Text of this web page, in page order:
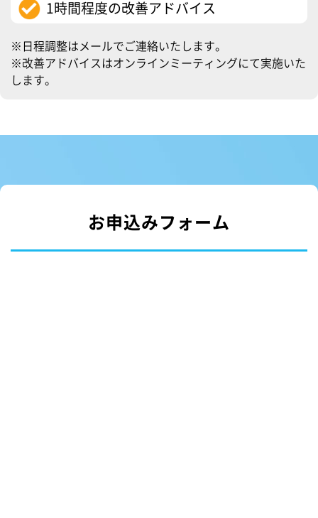
1時間程度の改善アドバイス
※日程調整はメールでご連絡いたします。
※改善アドバイスはオンラインミーティングにて実施いた
します。
お申込みフォーム